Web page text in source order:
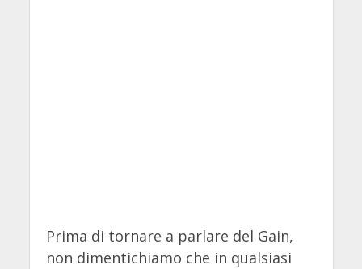
Prima di tornare a parlare del Gain,
non dimentichiamo che in qualsiasi